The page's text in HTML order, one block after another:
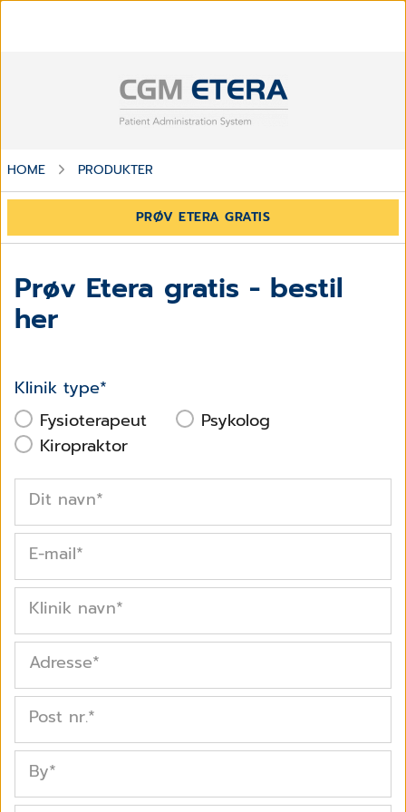
HOME PRODUKTER
PRØV ETERA GRATIS
Prøv Etera gratis - bestil
her
Klinik type*
Fysioterapeut
Psykolog
Kiropraktor
Dit navn*
E-mail*
Klinik navn*
Adresse*
Post nr.*
By*